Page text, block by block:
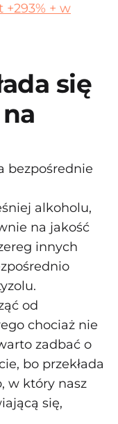
+ w
się
bezpośrednie
alkoholu,
na jakość
innych
od
chociaż nie
zadbać o
bo przekłada
w który nasz
się,